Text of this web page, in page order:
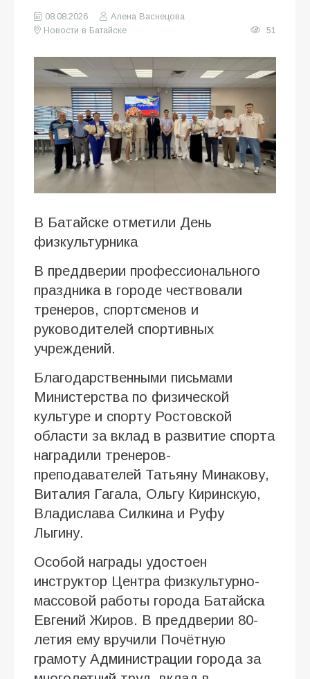
08.08.2026
Алена Васнецова
Новости в Батайске
51
В Батайске отметили День
физкультурника
В преддверии профессионального
праздника в городе чествовали
тренеров, спортсменов и
руководителей спортивных
учреждений.
Благодарственными письмами
Министерства по физической
культуре и спорту Ростовской
области за вклад в развитие спорта
наградили тренеров-
преподавателей Татьяну Минакову,
Виталия Гагала, Ольгу Киринскую,
Владислава Силкина и Руфу
Лыгину.
Особой награды удостоен
инструктор Центра физкультурно-
массовой работы города Батайска
Евгений Жиров. В преддверии 80-
летия ему вручили Почётную
грамоту Администрации города за